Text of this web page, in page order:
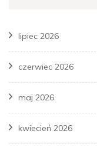
lipiec 2026
czerwiec 2026
maj 2026
kwiecień 2026